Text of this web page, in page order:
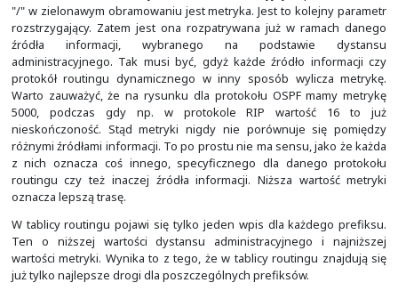
realizowany jest routing i na podstawie interfejsu
poprzez który należy przekazać pakiet
enkapsulacji. Nasz pakiet IP umieszczany jest w
technologii warstwy drugiej, jaka działa w kolejnym
W naszym przypadku powstaje nowa ramka Ethernet.
segmencie adresy warstwy drugiej wskazują
urządzeń, pomiędzy którymi jest przekazywana ramka.
się na każdym z przeskoków, aż do ostatniego,
docelowym IP i MAC jest adres komputera H2.
Informacje wykorzystywane do podjęcia decyzji o tym,
pokierować pakiet, znajdują się w tablicy routingu. Jej
wyświetlić z użyciem polecenia trybu EXEC: "show ip